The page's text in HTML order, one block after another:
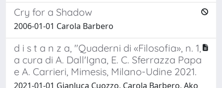
Cry for a Shadow
2006-01-01 Carola Barbero
d i s t a n z a, "Quaderni di «Filosofia», n. 1,
a cura di A. Dall'Igna, E. C. Sferrazza Papa
e A. Carrieri, Mimesis, Milano-Udine 2021.
2021-01-01 Gianluca Cuozzo, Carola Barbero, Ako